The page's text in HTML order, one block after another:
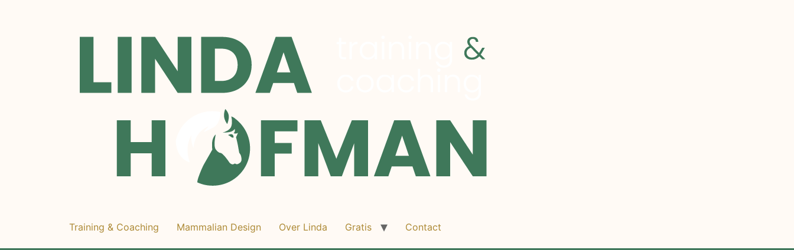
Training & Coaching Mammalian Design Over Linda Gratis Contact